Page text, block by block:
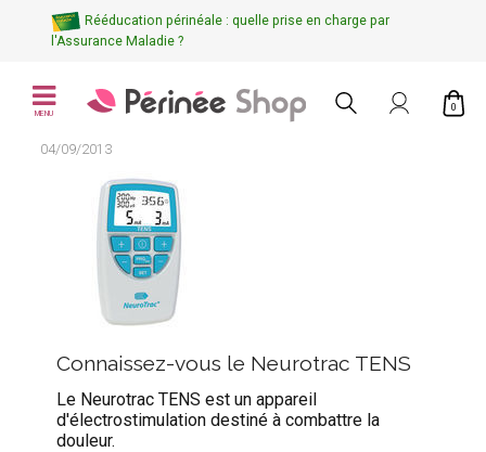
Rééducation périnéale : quelle prise en charge par
l'Assurance Maladie ?
MENU
0
04/09/2013
Connaissez-vous le Neurotrac TENS
Le Neurotrac TENS est un appareil
d'électrostimulation destiné à combattre la
douleur.